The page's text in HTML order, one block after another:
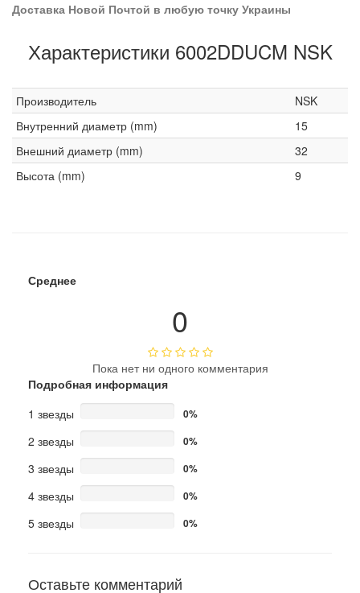
Доставка Новой Почтой в любую точку Украины
Характеристики 6002DDUCM NSK
Производитель
NSK
Внутренний диаметр (mm)
15
Внешний диаметр (mm)
32
Высота (mm)
9
Среднее
0
Пока нет ни одного комментария
Подробная информация
1 звезды
0%
2 звезды 0%
3 звезды 0%
4 звезды 0%
5 звезды 0%
Оставьте комментарий